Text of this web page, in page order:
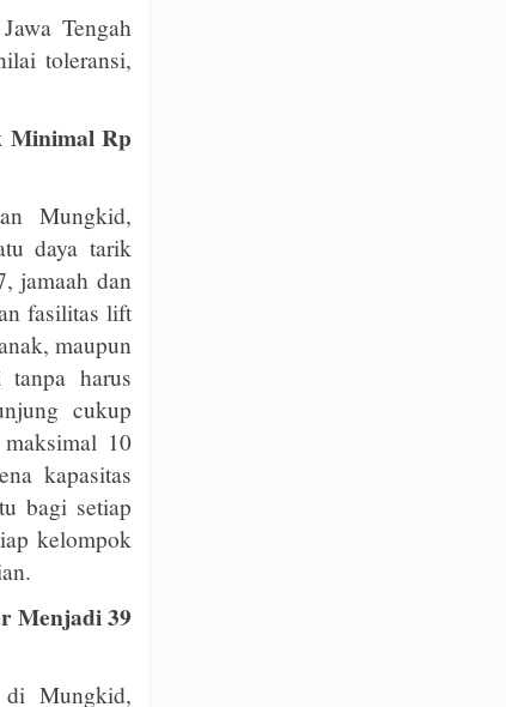
Tengah
toleransi,
Minimal Rp
Mungkid,
daya tarik
jamaah dan
fasilitas lift
maupun
harus
cukup
10
kapasitas
bagi setiap
kelompok
Menjadi 39
Mungkid,